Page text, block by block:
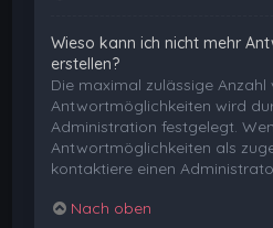
Wieso kann ich nicht mehr
erstellen?
Die maximal zulässige Anzahl
Antwortmöglichkeiten wird
Administration festgelegt.
Antwortmöglichkeiten als
kontaktiere einen
Nach oben